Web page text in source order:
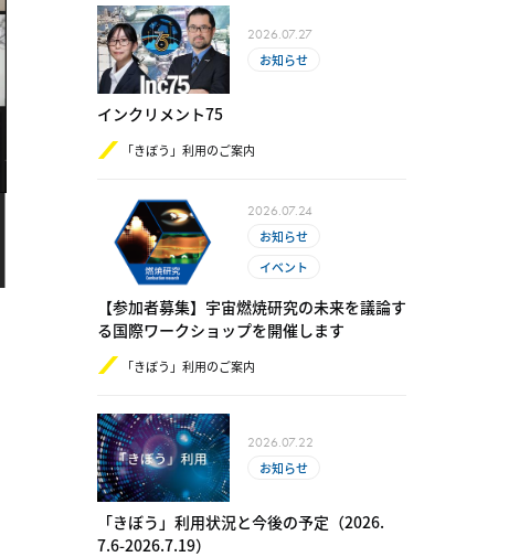
2026.07.27
お知らせ
インクリメント75
「きぼう」利用のご案内
2026.07.24
お知らせ
イベント
【参加者募集】宇宙燃焼研究の未来を議論す
る国際ワークショップを開催します
「きぼう」利用のご案内
2026.07.22
お知らせ
「きぼう」利用状況と今後の予定（2​0​26.​
7.6-​2​0​26.7.19）